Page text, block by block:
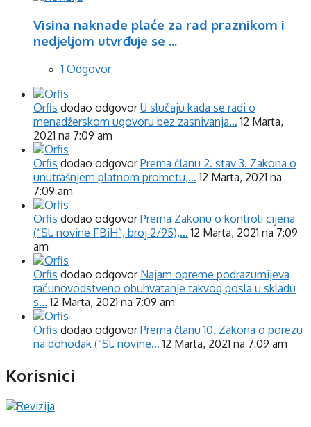
Visina naknade plaće za rad praznikom i
nedjeljom utvrđuje se ...
1 Odgovor
Orfis dodao odgovorU slučaju kada se radi o
menadžerskom ugovoru bez zasnivanja… 12 Marta,
2021 na 7:09 am
Orfis dodao odgovorPrema članu 2. stav 3. Zakona o
unutrašnjem platnom prometu,… 12 Marta, 2021 na
7:09 am
Orfis dodao odgovorPrema Zakonu o kontroli cijena
(“Sl. novine FBiH”, broj 2/95),… 12 Marta, 2021 na 7:09
am
Orfis dodao odgovor Najam opreme podrazumijeva
računovodstveno obuhvatanje takvog posla u skladu
s… 12 Marta, 2021 na 7:09 am
Orfis dodao odgovorPrema članu 10. Zakona o porezu
na dohodak (“Sl. novine… 12 Marta, 2021 na 7:09 am
Korisnici